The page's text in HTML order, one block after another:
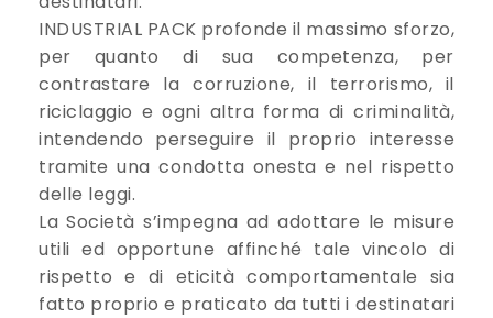
INDUSTRIAL PACK profonde il massimo sforzo,
per quanto di sua competenza, per
contrastare la corruzione, il terrorismo, il
riciclaggio e ogni altra forma di criminalità,
intendendo perseguire il proprio interesse
tramite una condotta onesta e nel rispetto
delle leggi.
La Società s’impegna ad adottare le misure
utili ed opportune affinché tale vincolo di
rispetto e di eticità comportamentale sia
fatto proprio e praticato da tutti i destinatari